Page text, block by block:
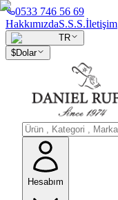
0533 746 56 69
HakkımızdaS.S.S.İletişim
TR
$Dolar
Hesabım